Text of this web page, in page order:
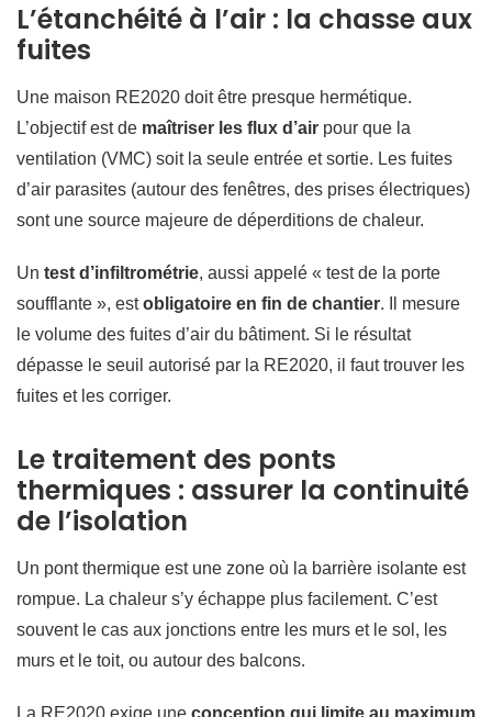
L’étanchéité à l’air : la chasse aux
fuites
Une maison RE2020 doit être presque hermétique.
L’objectif est de maîtriser les flux d’air pour que la
ventilation (VMC) soit la seule entrée et sortie. Les fuites
d’air parasites (autour des fenêtres, des prises électriques)
sont une source majeure de déperditions de chaleur.
Un test d’infiltrométrie, aussi appelé « test de la porte
soufflante », estobligatoire en fin de chantier. Il mesure
le volume des fuites d’air du bâtiment. Si le résultat
dépasse le seuil autorisé par la RE2020, il faut trouver les
fuites et les corriger.
Le traitement des ponts
thermiques : assurer la continuité
de l’isolation
Un pont thermique est une zone où la barrière isolante est
rompue. La chaleur s’y échappe plus facilement. C’est
souvent le cas aux jonctions entre les murs et le sol, les
murs et le toit, ou autour des balcons.